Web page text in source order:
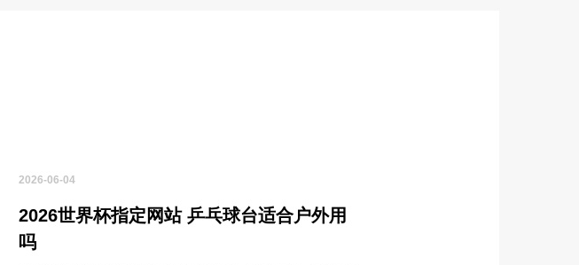
2026-06-04
2026世界杯指定网站 乒乓球台适合户外用
吗